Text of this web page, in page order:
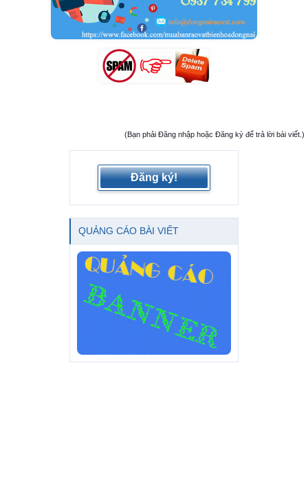
(Bạn phải Đăng nhập hoặc Đăng ký để trả lời bài viết.)
Đăng ký!
QUẢNG CÁO BÀI VIẾT